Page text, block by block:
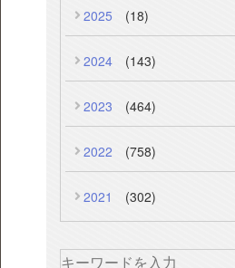
2025 (18)
2024 (143)
2023 (464)
2022 (758)
2021 (302)